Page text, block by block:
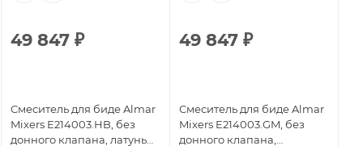
49 847 ₽
Смеситель для биде Almar
Mixers E214003.HB, без
донного клапана, латунь
49 847 ₽
Смеситель для биде Almar
Mixers E214003.GM, без
донного клапана,